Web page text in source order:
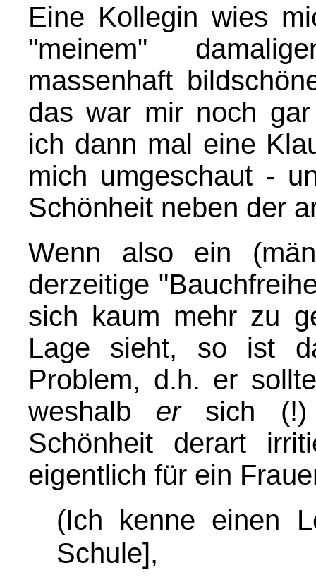
Eine Kollegin wies
"meinem"
massenhaft
das war mir noch
ich dann mal eine
mich umgeschaut -
Schönheit neben der
Wenn also ein
derzeitige
sich kaum mehr zu
Lage sieht, so ist
Problem, d.h. er
weshalb ersich (!)
Schönheit derart
eigentlich für ein
(Ich kenne einen
Schule],